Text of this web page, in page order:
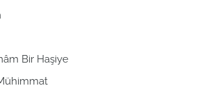
Bir Haşiye